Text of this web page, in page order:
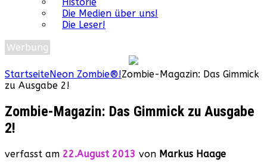
Die Medien über uns!
Die Leser!
Werbung
StartseiteNeon Zombie®!Zombie-Magazin: Das Gimmick
zu Ausgabe 2!
Zombie-Magazin: Das Gimmick zu Ausgabe
2!
verfasst am 22.August 2013 von Markus Haage